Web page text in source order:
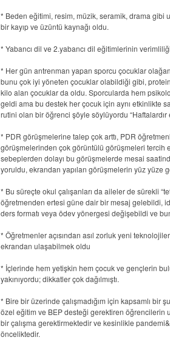
* Beden eğitimi, resim, müzik, seramik, drama gibi
bir kayıp ve üzüntü kaynağı oldu.
* Yabancı dil ve 2.yabancı dil eğitimlerinin
* Her gün antrenman yapan sporcu çocuklar
bunu çok iyi yöneten çocuklar olabildiği gibi,
kilo alan çocuklar da oldu. Sporcularda hem
geldi ama bu destek her çocuk için aynı etkinlikte
rutini olan bir öğrenci şöyle söylüyordu “Haftalardır
* PDR görüşmelerine talep çok arttı, PDR
görüşmelerinden çok görüntülü görüşmeleri tercih
sebeplerden dolayı bu görüşmelerde mesai
yoruldu, ekrandan yapılan görüşmelerin yüz yüze
* Bu süreçte okul çalışanları da aileler de sürekli
öğretmenden ertesi güne dair bir mesaj gelebildi,
ders formatı veya ödev yönergesi değişebildi ve
* Öğretmenler açısından asıl zorluk yeni
ekrandan ulaşabilmek oldu
* İçlerinde hem yetişkin hem çocuk ve gençlerin
yakınıyordu; dikkatler çok dağılmıştı.
* Bire bir üzerinde çalışmadığım için kapsamlı
özel eğitim ve BEP desteği gerektiren öğrencilerin
bir çalışma gerektirmektedir ve kesinlikle
önceliktedir.